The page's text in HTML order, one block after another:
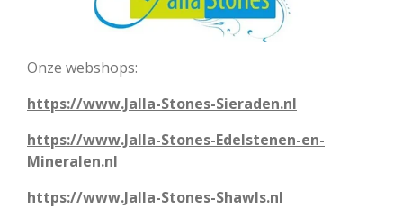
Onze webshops:
https://www.Jalla-Stones-Sieraden.nl
https://www.Jalla-Stones-Edelstenen-en-
Mineralen.nl
https://www.Jalla-Stones-Shawls.nl